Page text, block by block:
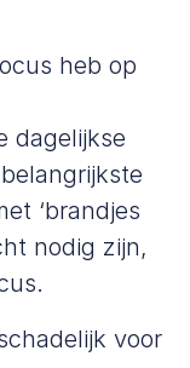
heb op
dagelijkse
‘brandjes
nodig zijn,
voor